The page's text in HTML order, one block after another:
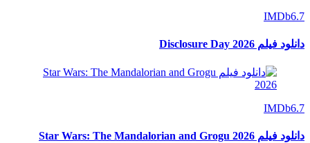
IMDb6.7
دانلود فیلم Disclosure Day 2026
IMDb6.7
دانلود فیلم Star Wars: The Mandalorian and Grogu 2026